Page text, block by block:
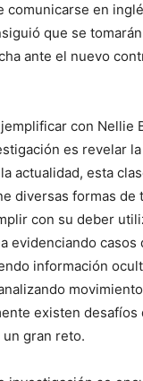
comunicarse en
que se
ante el nuevo
con Nellie
es revelar
actualidad, esta
diversas formas de
con su deber
evidenciando
información
existen
gran reto.